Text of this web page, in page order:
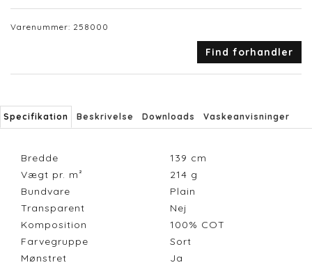
Varenummer: 258000
Find forhandler
Specifikation Beskrivelse Downloads Vaskeanvisninger
Bredde 139 cm
Vægt pr. m²
214 g
Bundvare
Plain
Transparent
Nej
Komposition
100% COT
Farvegruppe
Sort
Mønstret
Ja